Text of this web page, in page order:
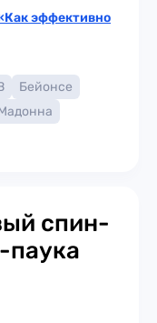
эффективно
Бейонсе
спин-
паука